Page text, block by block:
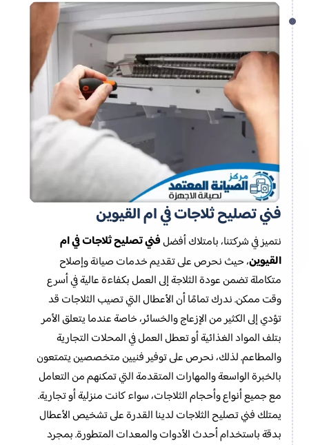
فني تصليح ثلاجات في ام القيوين
نتميز في شركتنا، بامتلاك أفضلفني تصليح ثلاجات في ام
القيوين، حيث نحرص على تقديم خدمات صيانة وإصلاح
متكاملة تضمن عودة الثلاجة إلى العمل بكفاءة عالية في أسرع
وقت ممكن. ندرك تمامًا أن الأعطال التي تصيب الثلاجات قد
تؤدي إلى الكثير من الإزعاج والخسائر، خاصة عندما يتعلق الأمر
بتلف المواد الغذائية أو تعطل العمل في المحلات التجارية
والمطاعم. لذلك، نحرص على توفير فنيين متخصصين يتمتعون
بالخبرة الواسعة والمهارات المتقدمة التي تمكنهم من التعامل
مع جميع أنواع وأحجام الثلاجات، سواء كانت منزلية أو تجارية.
يمتلك فني تصليح الثلاجات لدينا القدرة على تشخيص الأعطال
بدقة باستخدام أحدث الأدوات والمعدات المتطورة. بمجرد